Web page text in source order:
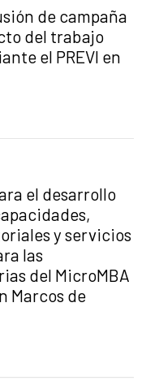
de campaña
del trabajo
el PREVI en
el desarrollo
y servicios
las
del MicroMBA
Marcos de